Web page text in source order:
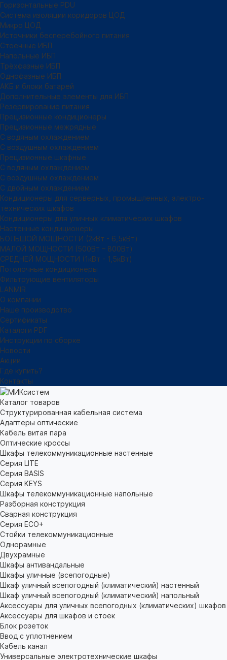
Горизонтальные PDU
Система изоляции коридоров ЦОД
Микро ЦОД
Источники бесперебойного питания
Стоечные ИБП
Напольные ИБП
Трёхфазные ИБП
Однофазные ИБП
АКБ и блоки батарей
Дополнительные элементы для ИБП
Резервирование питания
Прецизионные кондиционеры
Прецизионные межрядные
С водяным охлаждением
С воздушным охлаждением
Прецизионные шкафные
С водяным охлаждением
С воздушным охлаждением
С двойным охлаждением
Кондиционеры для серверных, промышленных, электро-
технических шкафов
Кондиционеры для уличных климатических шкафов
Настенные кондиционеры
БОЛЬШОЙ МОЩНОСТИ (2кВт - 6,5кВт)
МАЛОЙ МОЩНОСТИ (500Вт – 800Вт)
СРЕДНЕЙ МОЩНОСТИ (1кВт - 1,5кВт)
Потолочные кондиционеры
Фильтрующие вентиляторы
LANMIR
О компании
Наше производство
Сертификаты
Каталоги PDF
Инструкции по сборке
Новости
Акции
Где купить?
Контакты
Каталог товаров
Структурированная кабельная система
Адаптеры оптические
Кабель витая пара
Оптические кроссы
Шкафы телекоммуникационные настенные
Cерия LITE
Cерия BASIS
Cерия KEYS
Шкафы телекоммуникационные напольные
Разборная конструкция
Сварная конструкция
Серия ECO+
Стойки телекоммуникационные
Однорамные
Двухрамные
Шкафы антивандальные
Шкафы уличные (всепогодные)
Шкаф уличный всепогодный (климатический) настенный
Шкаф уличный всепогодный (климатический) напольный
Аксессуары для уличных всепогодных (климатических) шкафов
Аксессуары для шкафов и стоек
Блок розеток
Ввод с уплотнением
Кабель канал
Универсальные электротехнические шкафы